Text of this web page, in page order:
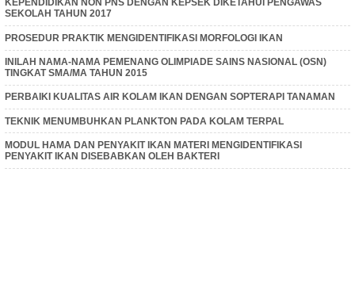
KEPENDIDIKAN NON PNS DENGAN KEPSEK DIKETAHUI PENGAWAS
SEKOLAH TAHUN 2017
PROSEDUR PRAKTIK MENGIDENTIFIKASI MORFOLOGI IKAN
INILAH NAMA-NAMA PEMENANG OLIMPIADE SAINS NASIONAL (OSN)
TINGKAT SMA/MA TAHUN 2015
PERBAIKI KUALITAS AIR KOLAM IKAN DENGAN SOPTERAPI TANAMAN
TEKNIK MENUMBUHKAN PLANKTON PADA KOLAM TERPAL
MODUL HAMA DAN PENYAKIT IKAN MATERI MENGIDENTIFIKASI
PENYAKIT IKAN DISEBABKAN OLEH BAKTERI